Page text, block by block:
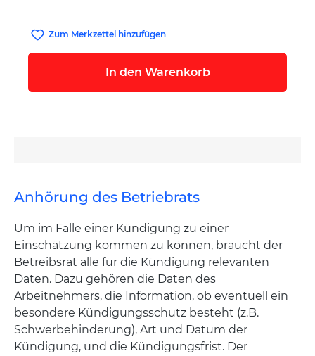
Zum Merkzettel hinzufügen
In den Warenkorb
Anhörung des Betriebrats
Um im Falle einer Kündigung zu einer
Einschätzung kommen zu können, braucht der
Betreibsrat alle für die Kündigung relevanten
Daten. Dazu gehören die Daten des
Arbeitnehmers, die Information, ob eventuell ein
besondere Kündigungsschutz besteht (z.B.
Schwerbehinderung), Art und Datum der
Kündigung, und die Kündigungsfrist. Der